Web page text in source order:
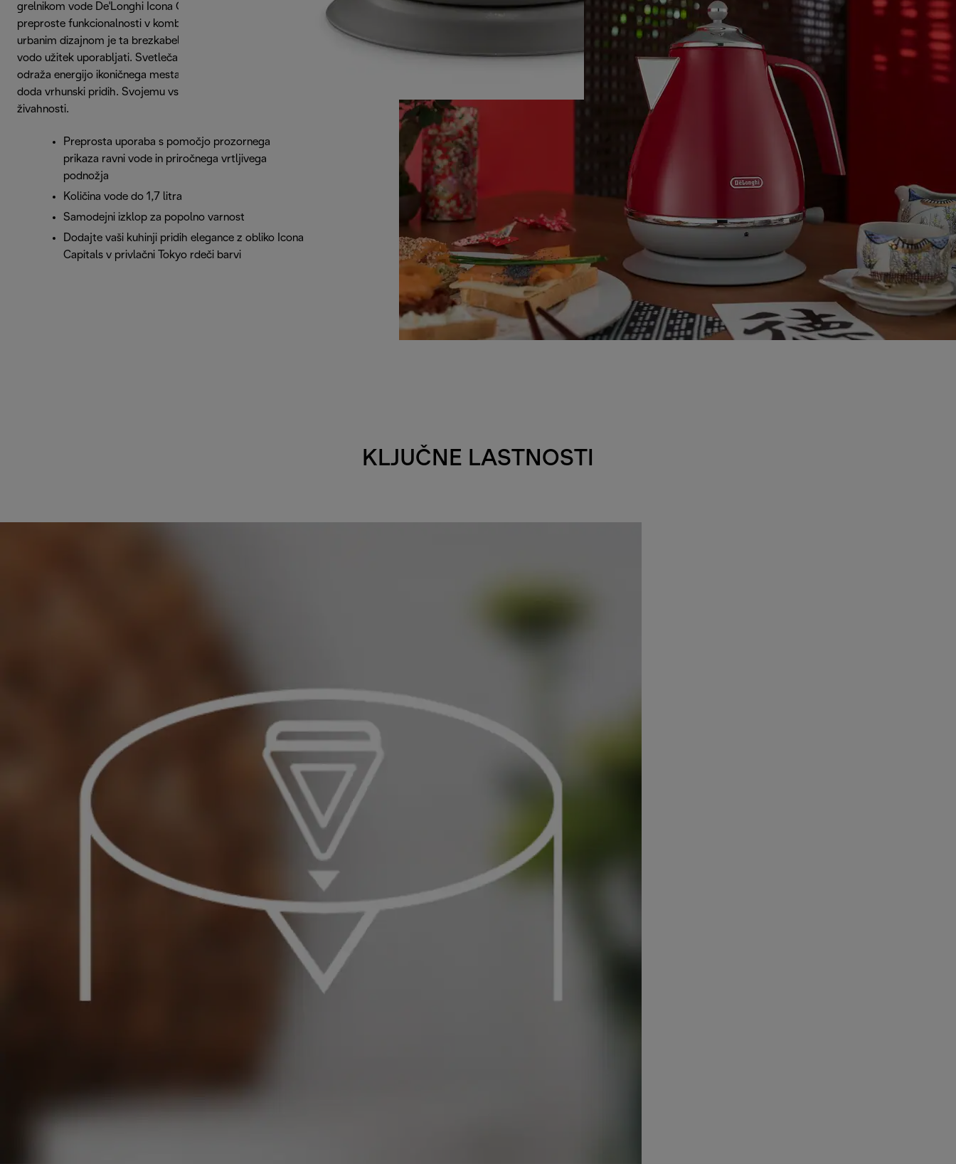
grelnikom vode De'Longhi Icona Capitals. Zaradi svoje
preproste funkcionalnosti v kombinaciji z elegantnim
urbanim dizajnom je ta brezkabelski električni grelnik za
vodo užitek uporabljati. Svetleča Tokyo rdeča izvedba
odraža energijo ikoničnega mesta, kromirana obroba pa
doda vrhunski pridih. Svojemu vsakdanu dodajte kanček
živahnosti.
Preprosta uporaba s pomočjo prozornega
prikaza ravni vode in priročnega vrtljivega
podnožja
Količina vode do 1,7 litra
Samodejni izklop za popolno varnost
Dodajte vaši kuhinji pridih elegance z obliko Icona
Capitals v privlačni Tokyo rdeči barvi
KLJUČNE LASTNOSTI